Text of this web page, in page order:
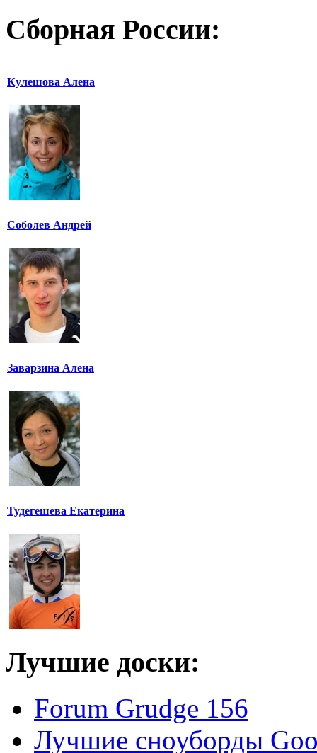
Сборная России:
Кулешова Алена
Соболев Андрей
Заварзина Алена
Тудегешева Екатерина
Лучшие доски:
Forum Grudge 156
Лучшие сноуборды